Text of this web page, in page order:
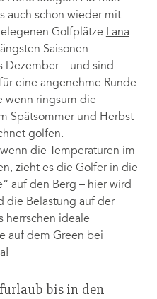
auch schon wieder mit
Golfplätze Lana
Saisonen
Dezember – und sind
eine angenehme Runde
wenn ringsum die
Spätsommer und Herbst
golfen.
die Temperaturen im
zieht es die Golfer in die
auf den Berg – hier wird
die Belastung auf der
herrschen ideale
auf dem Green bei
bis in den